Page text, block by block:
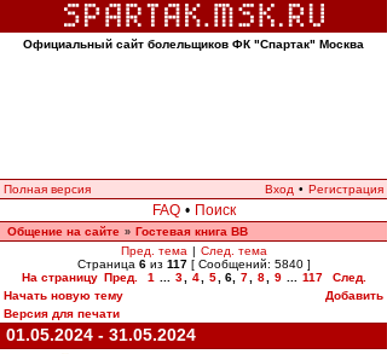
Официальный сайт болельщиков ФК "Спартак" Москва
Полная версия Вход • Регистрация
FAQ • Поиск
Общение на сайте » Гостевая книга ВВ
Пред. тема | След. тема
Страница 6из 117[ Сообщений: 5840 ]
На страницу Пред. 1 3 4 5 6, 7 8 9 117
След.
Начать новую тему
Добавить
Версия для печати
01.05.2024 - 31.05.2024